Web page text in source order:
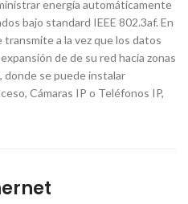
energía automáticamente
bajo standard IEEE 802.3af. En
a la vez que los datos
de de su red hacia zonas
donde se puede instalar
Cámaras IP o Teléfonos IP,